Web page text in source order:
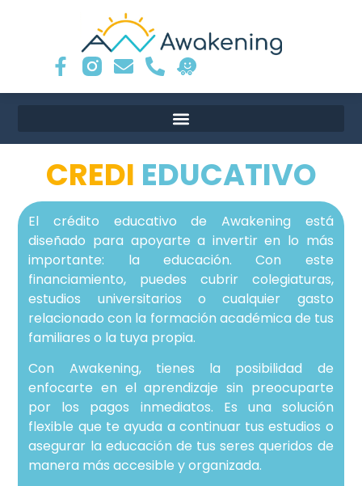
CREDI EDUCATIVO
El crédito educativo de Awakening está
diseñado para apoyarte a invertir en lo más
importante: la educación. Con este
financiamiento, puedes cubrir colegiaturas,
estudios universitarios o cualquier gasto
relacionado con la formación académica de tus
familiares o la tuya propia.
Con Awakening, tienes la posibilidad de
enfocarte en el aprendizaje sin preocuparte
por los pagos inmediatos. Es una solución
flexible que te ayuda a continuar tus estudios o
asegurar la educación de tus seres queridos de
manera más accesible y organizada.